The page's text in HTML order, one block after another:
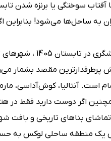
آفتاب سوختگی یا برنزه شدن
ساحل‌ها می‌شود! بنابراین
پیشنهاد ما به
مقصد بشمار
است. آنتالیا، کوش‌آداسی،
اگر دوست دارید فقط در
بناهای تاریخی و بافت
یک منطقه ساحلی لوکس به